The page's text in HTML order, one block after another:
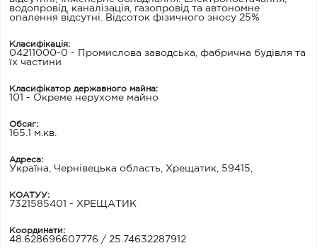
водопровід, каналізація, газопровід та автономне
опалення відсутні. Відсоток фізичного зносу 25%
Класифікація:
04211000-0 - Промислова заводська, фабрична будівля та
їх частини
Класифікатор державного майна:
101 - Окреме нерухоме майно
Обсяг:
165.1 м.кв.
Адреса:
Україна, Чернівецька область, Хрещатик, 59415,
КОАТУУ:
7321585401 - ХРЕЩАТИК
Координати:
48.628696607776 / 25.74632287912